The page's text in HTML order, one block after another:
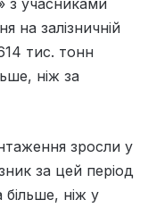
на залізничній
тис. тонн
ніж за
зросли у
за цей період
ніж у